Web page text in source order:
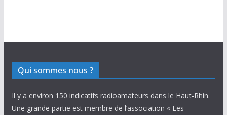
Qui sommes nous ?
Il y a environ 150 indicatifs radioamateurs dans le Haut-Rhin.
Une grande partie est membre de l’association « Les